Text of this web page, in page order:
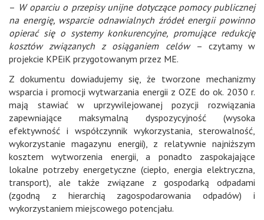
– W oparciu o przepisy unijne dotyczące pomocy publicznej
na energię, wsparcie odnawialnych źródeł energii powinno
opierać się o systemy konkurencyjne, promujące redukcję
kosztów związanych z osiąganiem celów – czytamy w
projekcie KPEiK przygotowanym przez ME.
Z dokumentu dowiadujemy się, że tworzone mechanizmy
wsparcia i promocji wytwarzania energii z OZE do ok. 2030 r.
mają stawiać w uprzywilejowanej pozycji rozwiązania
zapewniające maksymalną dyspozycyjność (wysoka
efektywność i współczynnik wykorzystania, sterowalność,
wykorzystanie magazynu energii), z relatywnie najniższym
kosztem wytworzenia energii, a ponadto zaspokajające
lokalne potrzeby energetyczne (ciepło, energia elektryczna,
transport), ale także związane z gospodarką odpadami
(zgodną z hierarchią zagospodarowania odpadów) i
wykorzystaniem miejscowego potencjału.